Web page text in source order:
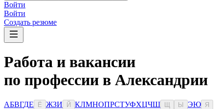
Войти
Войти
Создать резюме
Работа и вакансии
по профессии в Александрии
АБВГДЕ Ё ЖЗИ Й КЛМНОПРСТУФХЦЧШ Ы ЭЮ Я